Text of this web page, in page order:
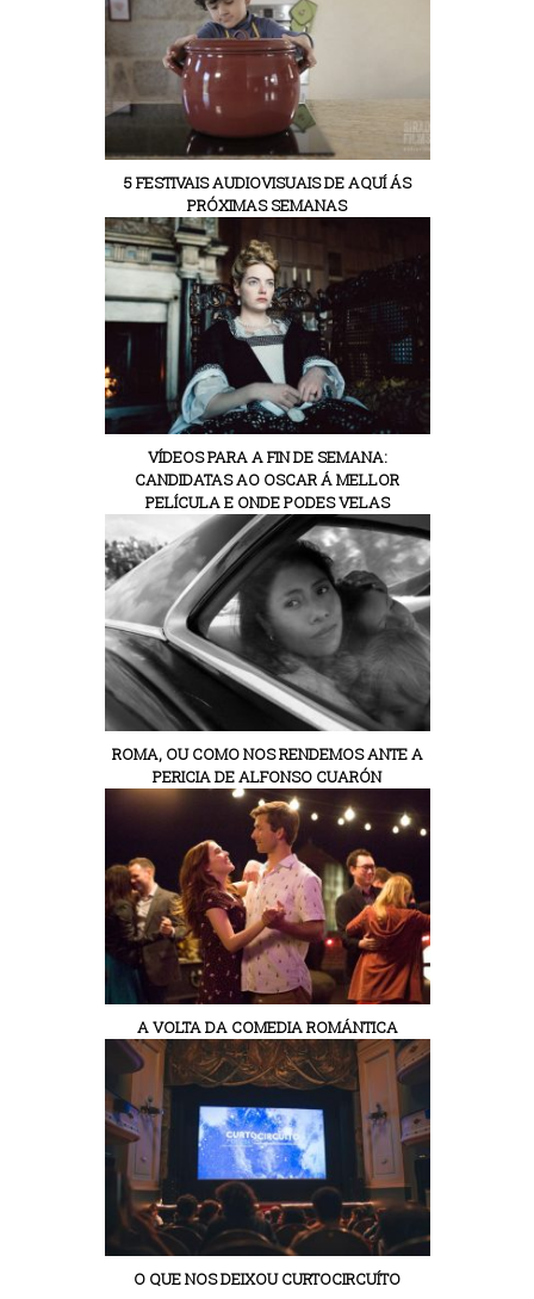
5 FESTIVAIS AUDIOVISUAIS DE AQUÍ ÁS
PRÓXIMAS SEMANAS
VÍDEOS PARA A FIN DE SEMANA:
CANDIDATAS AO OSCAR Á MELLOR
PELÍCULA E ONDE PODES VELAS
ROMA, OU COMO NOS RENDEMOS ANTE A
PERICIA DE ALFONSO CUARÓN
A VOLTA DA COMEDIA ROMÁNTICA
O QUE NOS DEIXOU CURTOCIRCUÍTO